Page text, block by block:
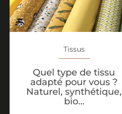
Tissus
Quel type de tissu
adapté pour vous ?
Naturel, synthétique,
bio…